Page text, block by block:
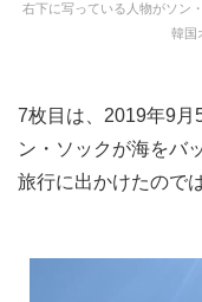
右下に写っている人物がソン
韓国
7枚目は、2019年9月
ン・ソックが海をバ
旅行に出かけたので